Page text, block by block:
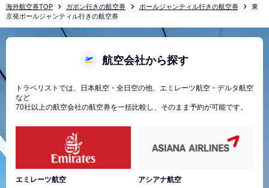
海外航空券TOP ガボン行きの航空券 ポールジャンティル行きの航空券
東
京発ポールジャンティル行きの航空券
航空会社から探す
トラベリストでは、日本航空・全日空の他、エミレーツ航空・デルタ航空
など
70社以上の航空会社の航空券を一括比較し、そのまま予約が可能です。
エミレーツ航空 アシアナ航空